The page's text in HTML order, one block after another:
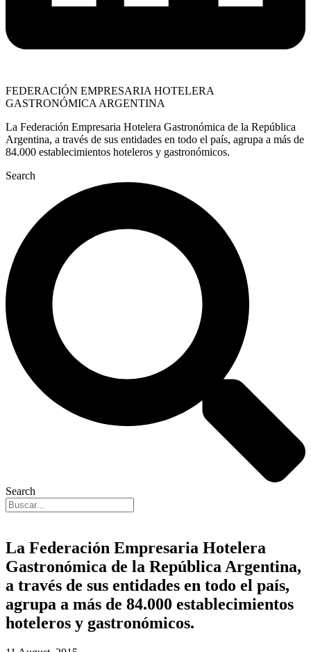
FEDERACIÓN EMPRESARIA HOTELERA
GASTRONÓMICA ARGENTINA
La Federación Empresaria Hotelera Gastronómica de la República
Argentina, a través de sus entidades en todo el país, agrupa a más de
84.000 establecimientos hoteleros y gastronómicos.
Search
Search
La Federación Empresaria Hotelera
Gastronómica de la República Argentina,
a través de sus entidades en todo el país,
agrupa a más de 84.000 establecimientos
hoteleros y gastronómicos.